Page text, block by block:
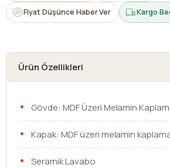
Fiyat Düşünce Haber Ver Kargo
Ürün Özellikleri
Gövde: MDF Üzeri Melamin
Kapak: MDF üzeri melamin
Seramik Lavabo